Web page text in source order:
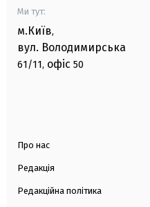
Ми тут:
м.Київ,
вул. Володимирська
61/11, офіс 50
Про нас
Редакція
Редакційна політика